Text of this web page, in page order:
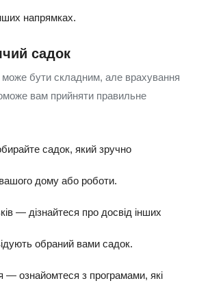
напрямках.
садок
може бути складним, але врахування
вам прийняти правильне
садок, який зручно
дому або роботи.
— дізнайтеся про досвід інших
обраний вами садок.
— ознайомтеся з програмами, які